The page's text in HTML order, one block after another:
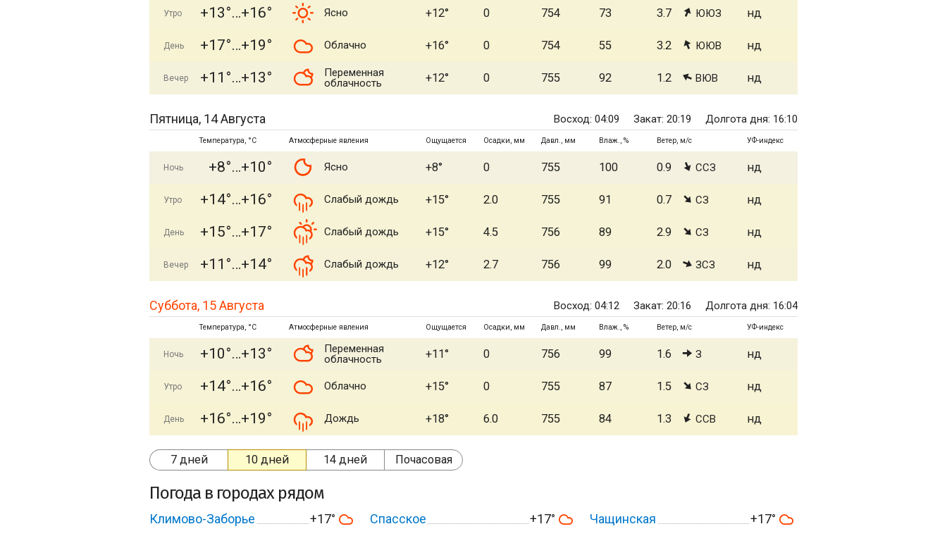
Утро +13° +16° Ясно +12° 0 754 73 3.7 ЮЮЗ нд
День +17° +19° Облачно +16° 0 754 55 3.2 ЮЮВ нд
Вечер +11° +13°
Переменная
облачность
+12° 0 755 92 1.2 ВЮВ нд
Пятница, 14 Августа Восход: 04:09 Закат: 20:19 Долгота дня: 16:10
Температура, °C Атмосферные явления Ощущается Осадки, мм Давл., мм Влаж., % Ветер, м/с УФ-индекс
Ночь +8° +10° Ясно +8° 0 755 100 0.9 ССЗ нд
Утро +14° +16° Слабый дождь +15° 2.0 755 91 0.7 СЗ нд
День +15° +17° Слабый дождь +15° 4.5 756 89 2.9 СЗ нд
Вечер +11° +14° Слабый дождь +12° 2.7 756 99 2.0 ЗСЗ нд
Суббота, 15 Августа Восход: 04:12 Закат: 20:16 Долгота дня: 16:04
Температура, °C Атмосферные явления Ощущается Осадки, мм Давл., мм Влаж., % Ветер, м/с УФ-индекс
Ночь +10° +13°
Переменная
облачность
+11° 0 756 99 1.6 З нд
Утро +14° +16° Облачно +15° 0 755 87 1.5 СЗ нд
День +16° +19° Дождь +18° 6.0 755 84 1.3 ССВ нд
7 дней 10 дней 14 дней Почасовая
Погода в городах рядом
Климово-Заборье +17° Спасское +17° Чащинская
+17°